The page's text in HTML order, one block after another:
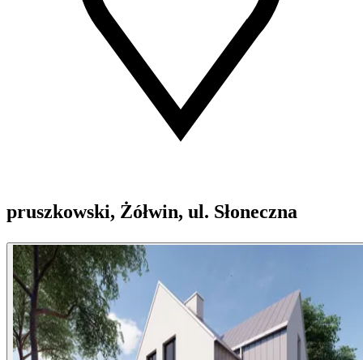
pruszkowski, Żółwin, ul. Słoneczna